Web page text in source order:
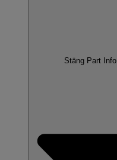
Stäng Part Info